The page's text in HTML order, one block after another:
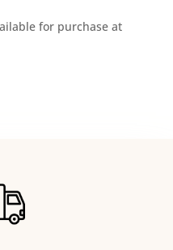
for purchase at